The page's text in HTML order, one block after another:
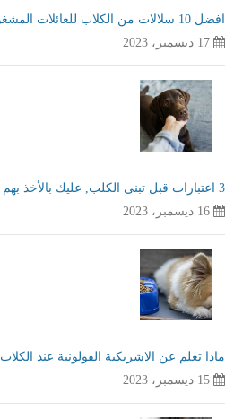
افضل 10 سلالات من الكلاب للعائلات المشغولة
17 ديسمبر، 2023
3 اعتبارات قبل تبنى الكلب, عليك بالأخذ بهم
16 ديسمبر، 2023
ماذا تعلم عن الاشريكية القولونية عند الكلاب
15 ديسمبر، 2023